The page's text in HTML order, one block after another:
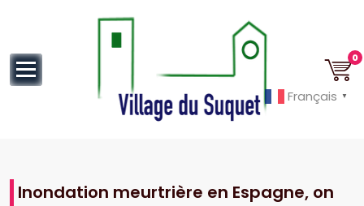
0
Inondation meurtrière en Espagne, on
Français ▼